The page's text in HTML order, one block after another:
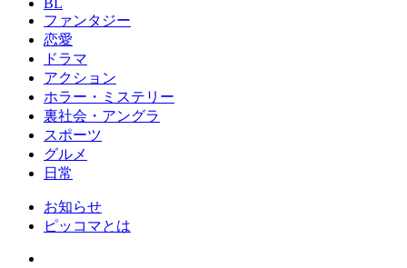
BL
ファンタジー
恋愛
ドラマ
アクション
ホラー・ミステリー
裏社会・アングラ
スポーツ
グルメ
日常
お知らせ
ピッコマとは